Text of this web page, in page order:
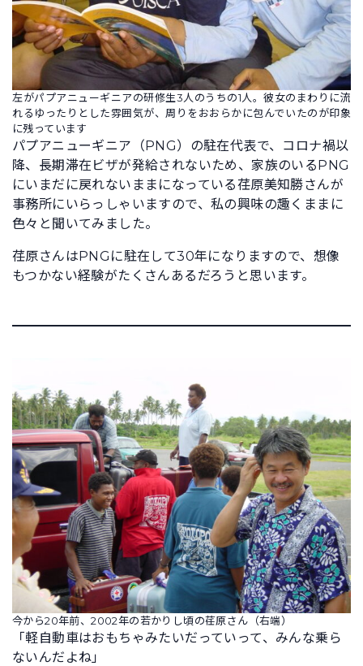
左がパプアニューギニアの研修生3人のうちの1人。彼女のまわりに流
れるゆったりとした雰囲気が、周りをおおらかに包んでいたのが印象
に残っています
パプアニューギニア（PNG）の駐在代表で、コロナ禍以
降、長期滞在ビザが発給されないため、家族のいるPNG
にいまだに戻れないままになっている荏原美知勝さんが
事務所にいらっしゃいますので、私の興味の趣くままに
色々と聞いてみました。
荏原さんはPNGに駐在して30年になりますので、想像
もつかない経験がたくさんあるだろうと思います。
今から20年前、2002年の若かりし頃の荏原さん（右端）
「軽自動車はおもちゃみたいだっていって、みんな乗ら
ないんだよね」